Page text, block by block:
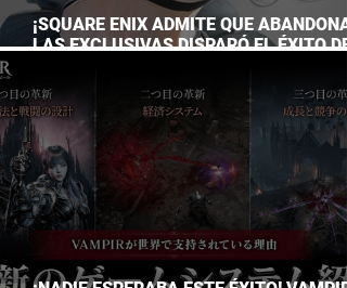
¡SQUARE ENIX ADMITE QUE
LAS EXCLUSIVAS DISPARÓ EL ÉXITO DE